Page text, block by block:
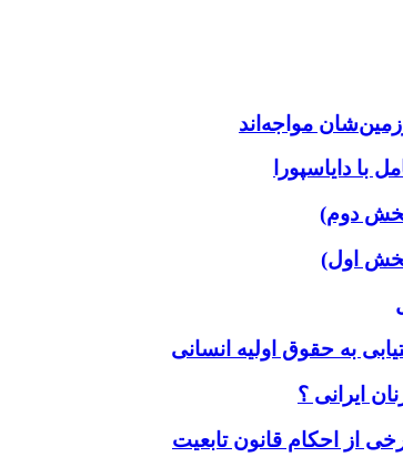
مواجه‌اند
دایاسپورا
دوم)
اول)
به حقوق اولیه انسانی
ایرانی ؟
از احکام قانون تابعیت